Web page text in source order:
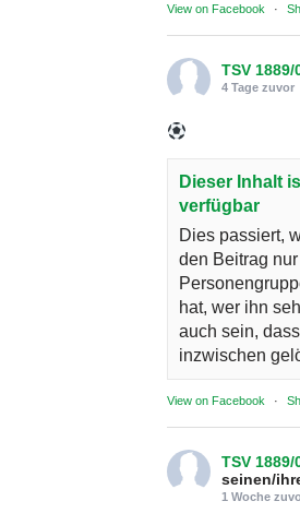
View on Facebook ·
TSV
4 Tage zuvor
Dieser Inhalt
verfügbar
Dies passiert,
den Beitrag
hat, wer ihn
auch sein,
inzwischen
View on Facebook ·
TSV
seinen/
1 Woche